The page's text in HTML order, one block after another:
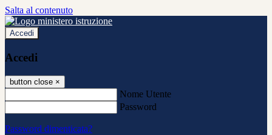
Salta al contenuto
Accedi
Accedi
button close ×
Nome Utente
Password
Password dimenticata?